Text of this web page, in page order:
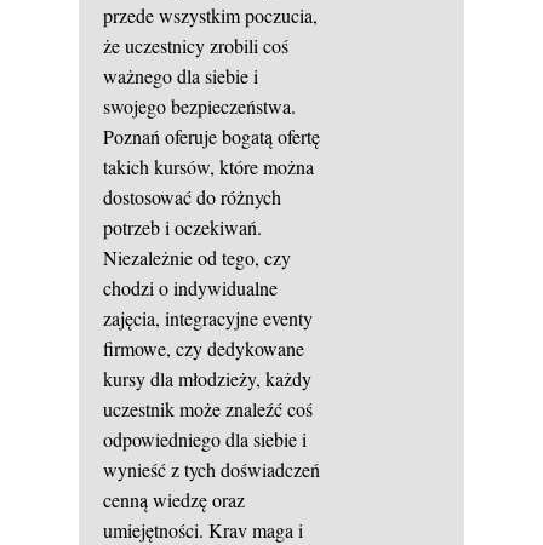
przede wszystkim poczucia,
że uczestnicy zrobili coś
ważnego dla siebie i
swojego bezpieczeństwa.
Poznań oferuje bogatą ofertę
takich kursów, które można
dostosować do różnych
potrzeb i oczekiwań.
Niezależnie od tego, czy
chodzi o indywidualne
zajęcia, integracyjne eventy
firmowe, czy dedykowane
kursy dla młodzieży, każdy
uczestnik może znaleźć coś
odpowiedniego dla siebie i
wynieść z tych doświadczeń
cenną wiedzę oraz
umiejętności. Krav maga i